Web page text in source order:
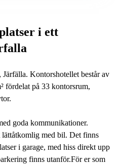
i ett
Kontorshotellet består av
fördelat på 33 kontorsrum,
goda kommunikationer.
med bil. Det finns
i garage, med hiss direkt upp
finns utanför.För er som